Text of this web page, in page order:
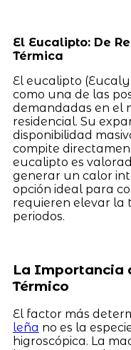
El Eucalipto: De
Térmica
El eucalipto
como una de las
demandadas en el
residencial. Su
disponibilidad
compite
eucalipto es
generar un calor
opción ideal para
requieren elevar la
periodos.
La Importancia
Térmico
El factor más
leña no es la
higroscópica. La